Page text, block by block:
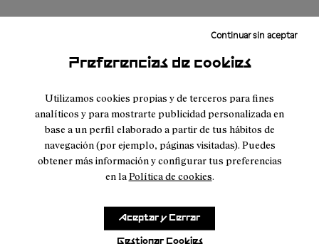
Preferencias de cookies
Utilizamos cookies propias y de terceros para fines
analíticos y para mostrarte publicidad personalizada en
base a un perfil elaborado a partir de tus hábitos de
navegación (por ejemplo, páginas visitadas). Puedes
obtener más información y configurar tus preferencias
en laPolítica de cookies
Gestionar Cookies
Continuar sin aceptar
Aceptar y Cerrar
Contáctenos
nuestra
Sobre
Misión
Compromiso